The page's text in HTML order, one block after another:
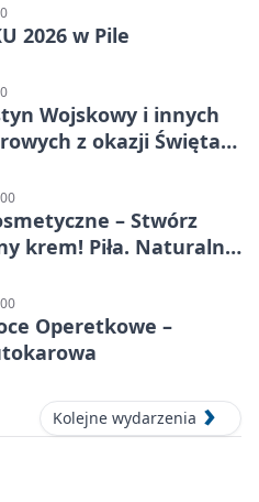
2026 w Pile
Wojskowy i innych
z okazji Święta
– Stwórz
krem! Piła. Naturalna
Operetkowe –
Kolejne wydarzenia